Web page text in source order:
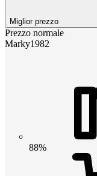
Miglior prezzo
Prezzo normale
Marky1982
88%